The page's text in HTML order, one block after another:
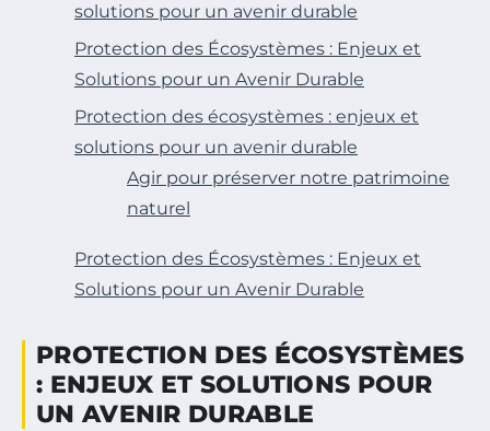
solutions pour un avenir durable
Protection des Écosystèmes : Enjeux et
Solutions pour un Avenir Durable
Protection des écosystèmes : enjeux et
solutions pour un avenir durable
Agir pour préserver notre patrimoine
naturel
Protection des Écosystèmes : Enjeux et
Solutions pour un Avenir Durable
PROTECTION DES ÉCOSYSTÈMES
: ENJEUX ET SOLUTIONS POUR
UN AVENIR DURABLE